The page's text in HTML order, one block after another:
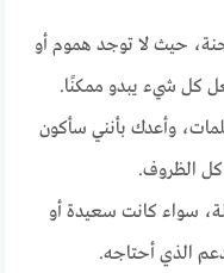
حيث لا توجد هموم أو
كل شيء يبدو ممكنًا.
وأعدك بأنني سأكون
كل الظروف.
سواء كانت سعيدة أو
الذي أحتاجه.